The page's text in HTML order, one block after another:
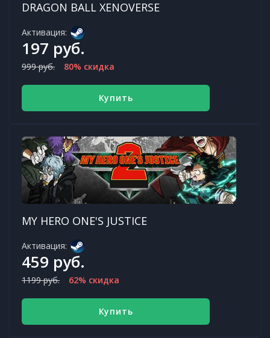
DRAGON BALL XENOVERSE
Активация:
197 руб.
999 руб. 80% скидка
Купить
MY HERO ONE'S JUSTICE
Активация:
459 руб.
1199 руб. 62% скидка
Купить